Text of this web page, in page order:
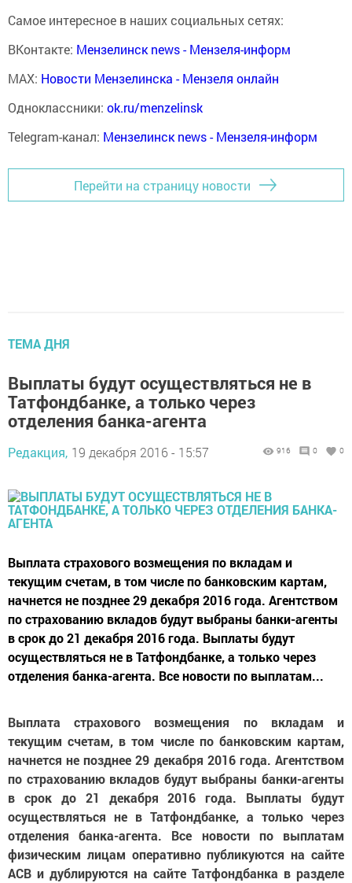
Самое интересное в наших социальных сетях:
ВКонтакте: Мензелинск news - Мензеля-информ
MAX: Новости Мензелинска - Мензеля онлайн
Одноклассники: ok.ru/menzelinsk
Telegram-канал: Мензелинск news - Мензеля-информ
Перейти на страницу новости
ТЕМА ДНЯ
Выплаты будут осуществляться не в
Татфондбанке, а только через
отделения банка-агента
Редакция, 19 декабря 2016 - 15:57 916 0 0
Выплата страхового возмещения по вкладам и
текущим счетам, в том числе по банковским картам,
начнется не позднее 29 декабря 2016 года. Агентством
по страхованию вкладов будут выбраны банки-агенты
в срок до 21 декабря 2016 года. Выплаты будут
осуществляться не в Татфондбанке, а только через
отделения банка-агента. Все новости по выплатам...
Выплата страхового возмещения по вкладам и
текущим счетам, в том числе по банковским картам,
начнется не позднее 29 декабря 2016 года. Агентством
по страхованию вкладов будут выбраны банки-агенты
в срок до 21 декабря 2016 года. Выплаты будут
осуществляться не в Татфондбанке, а только через
отделения банка-агента. Все новости по выплатам
физическим лицам оперативно публикуются на сайте
АСВ и дублируются на сайте Татфондбанка в разделе